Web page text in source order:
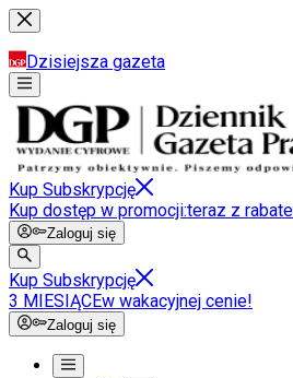
Dzisiejsza gazeta
Kup Subskrypcję
Kup dostęp w promocji:teraz z
Zaloguj się
Kup Subskrypcję
3 MIESIĄCEw wakacyjnej cenie!
Zaloguj się